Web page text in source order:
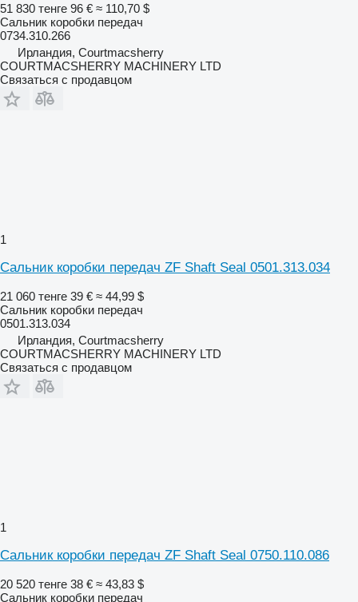
51 830 тенге 96 € ≈ 110,70 $
Сальник коробки передач
0734.310.266
Ирландия, Courtmacsherry
COURTMACSHERRY MACHINERY LTD
Связаться с продавцом
1
Сальник коробки передач ZF Shaft Seal 0501.313.034
21 060 тенге 39 € ≈ 44,99 $
Сальник коробки передач
0501.313.034
Ирландия, Courtmacsherry
COURTMACSHERRY MACHINERY LTD
Связаться с продавцом
1
Сальник коробки передач ZF Shaft Seal 0750.110.086
20 520 тенге 38 € ≈ 43,83 $
Сальник коробки передач